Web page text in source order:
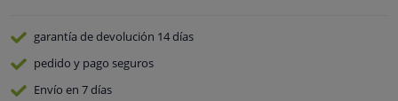
garantía de devolución 14 días
pedido y pago seguros
Envío en 7 días